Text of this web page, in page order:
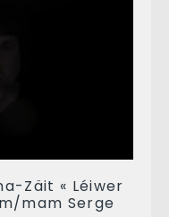
Zäit « Léiwer
mam Serge